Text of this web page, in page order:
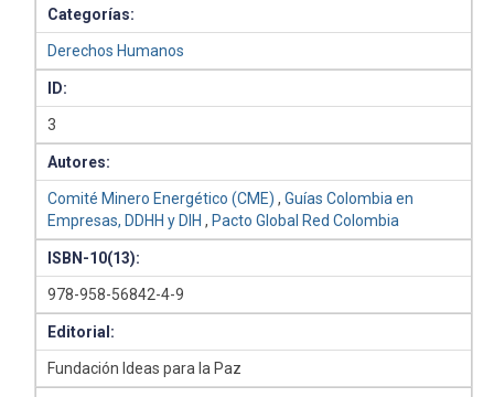
Categorías:
Derechos Humanos
ID:
3
Autores:
Comité Minero Energético (CME) ,Guías Colombia en
Empresas, DDHH y DIH , Pacto Global Red Colombia
ISBN-10(13):
978-958-56842-4-9
Editorial:
Fundación Ideas para la Paz